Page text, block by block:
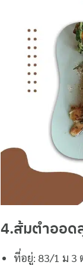
4.ส้มตำออด
ที่อยู่: 83/1 ม 3